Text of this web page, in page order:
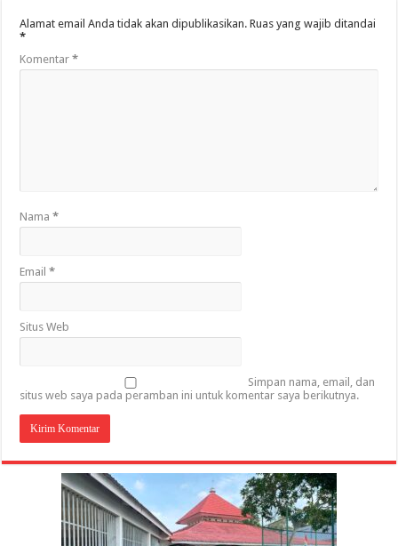
Alamat email Anda tidak akan dipublikasikan. Ruas yang wajib ditandai
*
Komentar*
Nama*
Email*
Situs Web
Simpan nama, email, dan
situs web saya pada peramban ini untuk komentar saya berikutnya.